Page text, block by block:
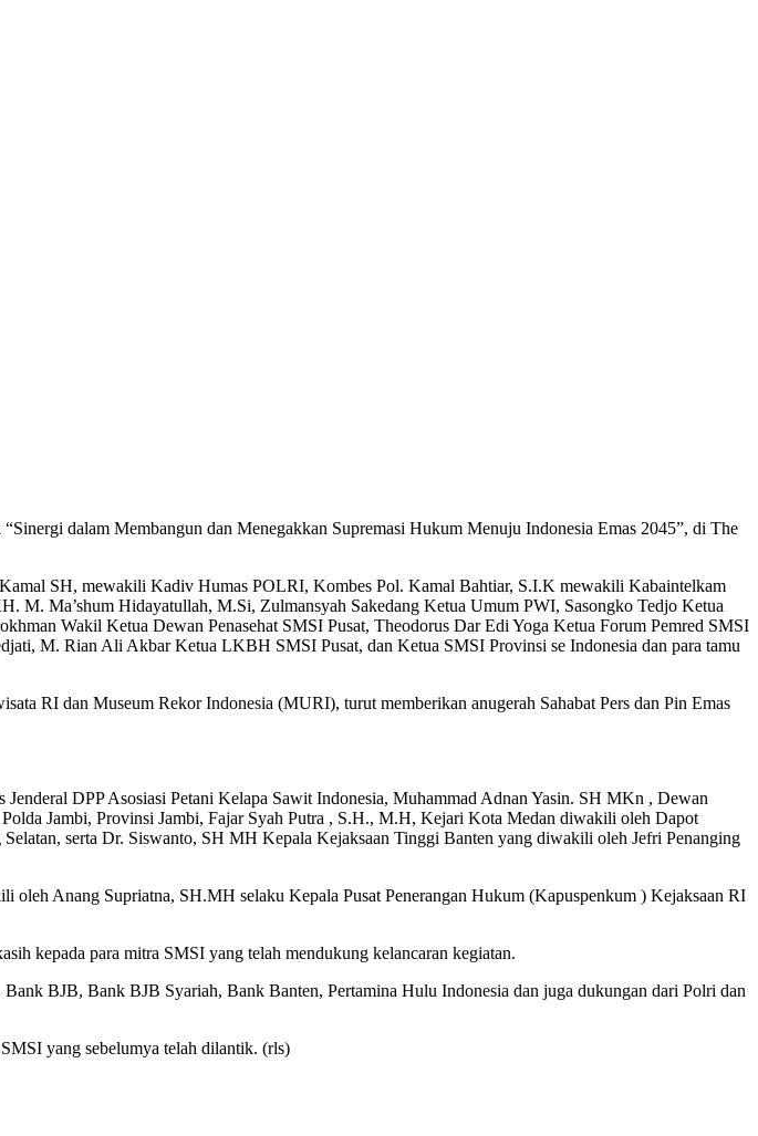
dalam Membangun dan Menegakkan Supremasi Hukum Menuju Indonesia Emas 2045”, di The
SH, mewakili Kadiv Humas POLRI, Kombes Pol. Kamal Bahtiar, S.I.K mewakili Kabaintelkam
M. Ma’shum Hidayatullah, M.Si, Zulmansyah Sakedang Ketua Umum PWI, Sasongko Tedjo Ketua
Wakil Ketua Dewan Penasehat SMSI Pusat, Theodorus Dar Edi Yoga Ketua Forum Pemred SMSI
M. Rian Ali Akbar Ketua LKBH SMSI Pusat, dan Ketua SMSI Provinsi se Indonesia dan para tamu
RI dan Museum Rekor Indonesia (MURI), turut memberikan anugerah Sahabat Pers dan Pin Emas
DPP Asosiasi Petani Kelapa Sawit Indonesia, Muhammad Adnan Yasin. SH MKn , Dewan
Jambi, Provinsi Jambi, Fajar Syah Putra , S.H., M.H, Kejari Kota Medan diwakili oleh Dapot
serta Dr. Siswanto, SH MH Kepala Kejaksaan Tinggi Banten yang diwakili oleh Jefri Penanging
Anang Supriatna, SH.MH selaku Kepala Pusat Penerangan Hukum (Kapuspenkum ) Kejaksaan RI
kepada para mitra SMSI yang telah mendukung kelancaran kegiatan.
BJB, Bank BJB Syariah, Bank Banten, Pertamina Hulu Indonesia dan juga dukungan dari Polri dan
yang sebelumya telah dilantik. (rls)